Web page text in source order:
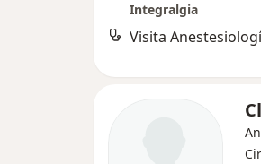
Integralgia
Visita